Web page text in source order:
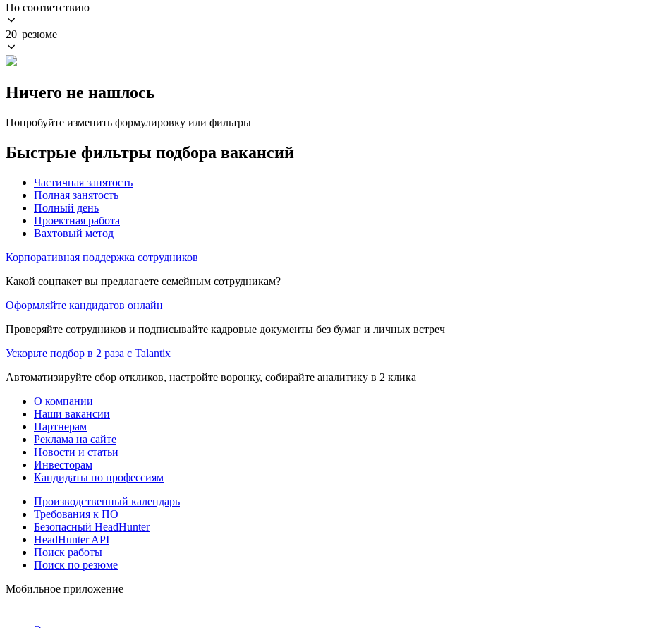
По соответствию
20 резюме
Ничего не нашлось
Попробуйте изменить формулировку или фильтры
Быстрые фильтры подбора вакансий
Частичная занятость
Полная занятость
Полный день
Проектная работа
Вахтовый метод
Корпоративная поддержка сотрудников
Какой соцпакет вы предлагаете семейным сотрудникам?
Оформляйте кандидатов онлайн
Проверяйте сотрудников и подписывайте кадровые документы без бумаг и личных встреч
Ускорьте подбор в 2 раза с Talantix
Автоматизируйте сбор откликов, настройте воронку, собирайте аналитику в 2 клика
О компании
Наши вакансии
Партнерам
Реклама на сайте
Новости и статьи
Инвесторам
Кандидаты по профессиям
Производственный календарь
Требования к ПО
Безопасный HeadHunter
HeadHunter API
Поиск работы
Поиск по резюме
Мобильное приложение